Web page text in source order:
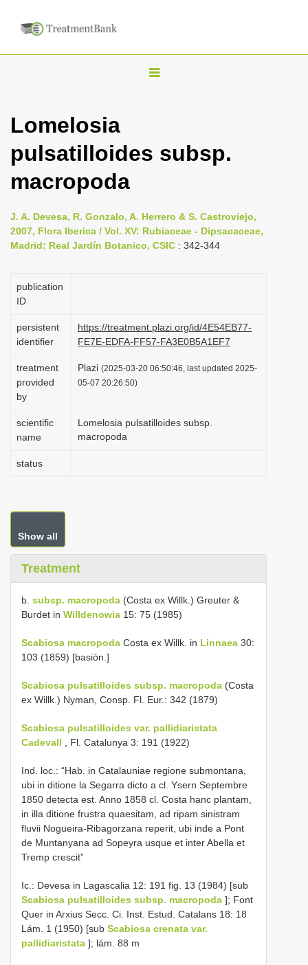
T
l
v
i
i
o
Lomelosia
pulsatilloides subsp.
macropoda
J. A. Devesa, R. Gonzalo, A. Herrero & S. Castroviejo,
2007, Flora Iberica / Vol. XV: Rubiaceae - Dipsacaceae,
Madrid: Real Jardín Botanico, CSIC : 342-344
publication
ID
persistent
identifier
https://treatment.plazi.org/id/4E54EB77-
FE7E-EDFA-FF57-FA3E0B5A1EF7
treatment
provided
by
Plazi (2025-03-20 06:50:46, last updated 2025-
05-07 20:26:50)
scientific
name
Lomelosia pulsatilloides subsp.
macropoda
status
Show all
Treatment
b. subsp. macropoda (Costa ex Willk.) Greuter &
Burdet in Willdenowia 15: 75 (1985)
Scabiosa macropoda Costa ex Willk. in Linnaea 30:
103 (1859) [basión.]
Scabiosa pulsatilloides subsp. macropoda (Costa
ex Willk.) Nyman, Consp. Fl. Eur.: 342 (1879)
Scabiosa pulsatilloides var. pallidiaristata
Cadevall , Fl. Catalunya 3: 191 (1922)
Ind. loc.: “Hab. in Catalauniae regione submontana,
ubi in ditione la Segarra dicto a cl. Ysern Septembre
1850 detecta est. Anno 1858 cl. Costa hanc plantam,
in illa ditione frustra quaesitam, ad ripam sinistram
fluvii Nogueira-Ribagorzana reperit, ubi inde a Pont
de Muntanyana ad Sopeyra usque et inter Abella et
Tremp crescit”
Ic.: Devesa in Lagascalia 12: 191 fig. 13 (1984) [sub
Scabiosa pulsatilloides subsp. macropoda ]; Font
Quer in Arxius Secc. Ci. Inst. Estud. Catalans 18: 18
Lám. 1 (1950) [sub Scabiosa crenata var.
pallidiaristata ]; lám. 88 m